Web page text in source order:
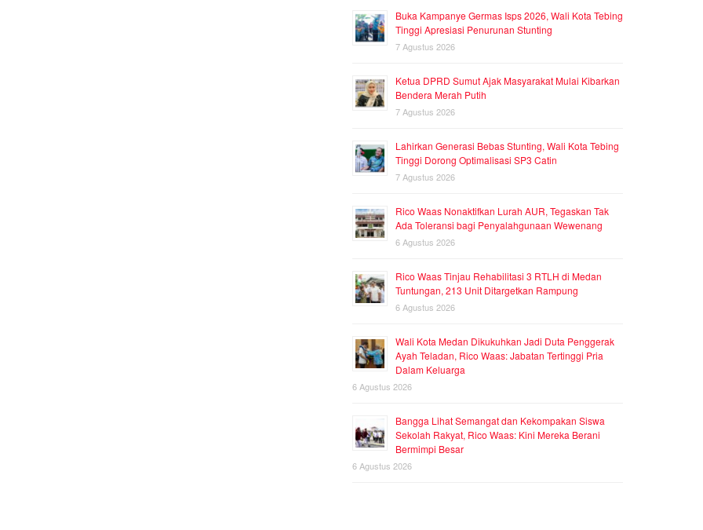
Buka Kampanye Germas Isps 2026, Wali Kota Tebing
Tinggi Apresiasi Penurunan Stunting
7 Agustus 2026
Ketua DPRD Sumut Ajak Masyarakat Mulai Kibarkan
Bendera Merah Putih
7 Agustus 2026
Lahirkan Generasi Bebas Stunting, Wali Kota Tebing
Tinggi Dorong Optimalisasi SP3 Catin
7 Agustus 2026
Rico Waas Nonaktifkan Lurah AUR, Tegaskan Tak
Ada Toleransi bagi Penyalahgunaan Wewenang
6 Agustus 2026
Rico Waas Tinjau Rehabilitasi 3 RTLH di Medan
Tuntungan, 213 Unit Ditargetkan Rampung
6 Agustus 2026
Wali Kota Medan Dikukuhkan Jadi Duta Penggerak
Ayah Teladan, Rico Waas: Jabatan Tertinggi Pria
Dalam Keluarga
6 Agustus 2026
Bangga Lihat Semangat dan Kekompakan Siswa
Sekolah Rakyat, Rico Waas: Kini Mereka Berani
Bermimpi Besar
6 Agustus 2026